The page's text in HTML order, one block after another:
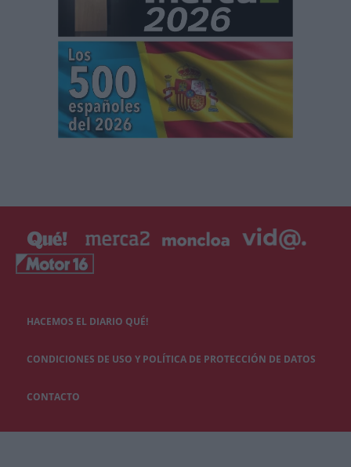
HACEMOS EL DIARIO QUÉ!
CONDICIONES DE USO Y POLÍTICA DE PROTECCIÓN DE DATOS
CONTACTO